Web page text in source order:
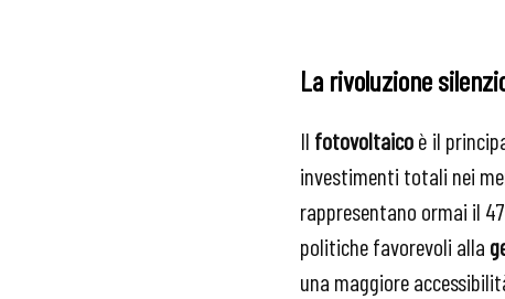
La rivoluzione
Il fotovoltaicoè il
investimenti totali nei
rappresentano ormai il
politiche favorevoli alla
una maggiore